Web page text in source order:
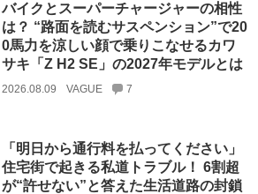
バイクとスーパーチャージャーの相性
は？ “路面を読むサスペンション”で20
0馬力を涼しい顔で乗りこなせるカワ
サキ「Z H2 SE」の2027年モデルとは
2026.08.09 VAGUE 7
「明日から通行料を払ってください」
住宅街で起きる私道トラブル！ 6割超
が“許せない”と答えた生活道路の封鎖